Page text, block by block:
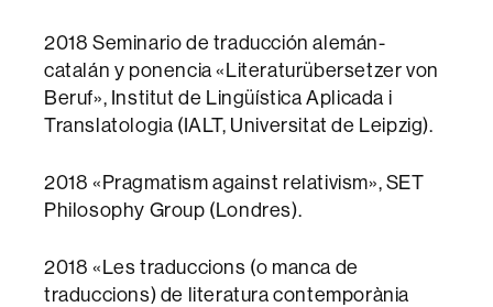
2018 Seminario de traducción alemán-
catalán y ponencia «Literaturübersetzer von
Beruf», Institut de Lingüística Aplicada i
Translatologia (IALT, Universitat de Leipzig).
2018 «Pragmatism against relativism», SET
Philosophy Group (Londres).
2018 «Les traduccions (o manca de
traduccions) de literatura contemporània